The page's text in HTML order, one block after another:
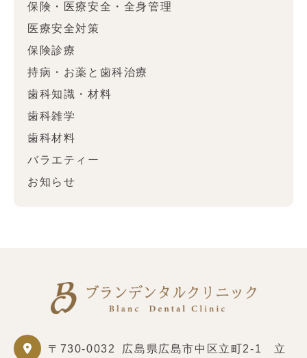
保険・医療安全・全身管理
医療安全対策
保険診療
持病・お薬と歯科治療
歯科知識・材料
歯科雑学
歯科材料
バラエティー
お知らせ
〒730-0032 広島県広島市中区立町2-1 立